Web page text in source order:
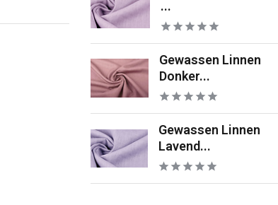
...
Gewassen Linnen
Donker...
Gewassen Linnen
Lavend...